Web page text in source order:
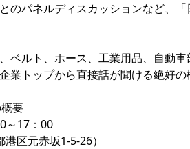
のパネルディスカッションなど、
ベルト、ホース、工業用品、自動
業トップから直接話が聞ける絶好の
要
～17：00
区元赤坂1-5-26）